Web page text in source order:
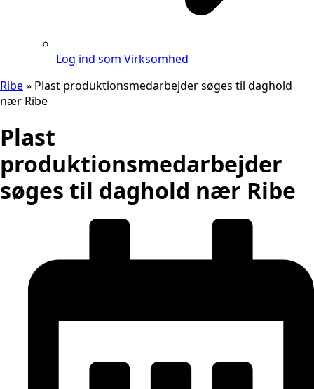
Log ind som Virksomhed
Ribe» Plast produktionsmedarbejder søges til daghold
nær Ribe
Plast
produktionsmedarbejder
søges til daghold nær Ribe